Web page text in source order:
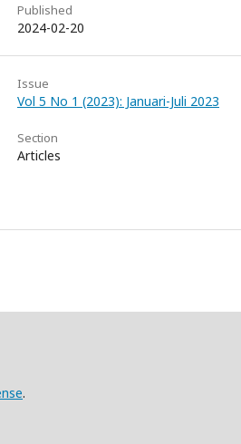
Published
2024-02-20
Issue
Vol 5 No 1 (2023): Januari-Juli 2023
Section
Articles
.